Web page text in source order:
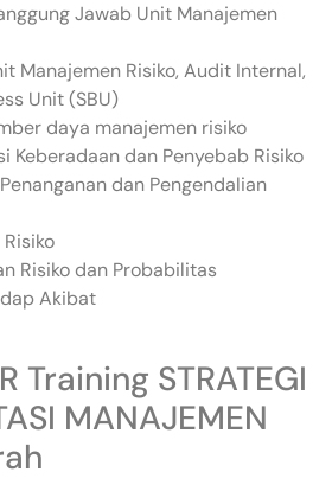
Jawab Unit Manajemen
Manajemen Risiko, Audit Internal,
Unit (SBU)
daya manajemen risiko
Keberadaan dan Penyebab Risiko
dan Pengendalian
Risiko dan Probabilitas
Akibat
Training STRATEGI
MANAJEMEN